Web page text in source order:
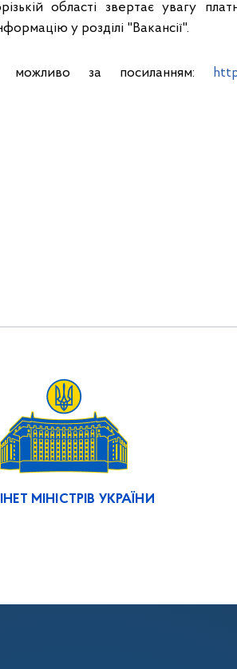
області звертає увагу
у розділі "Вакансії".
можливо за посиланням:
МІНІСТРІВ УКРАЇНИ